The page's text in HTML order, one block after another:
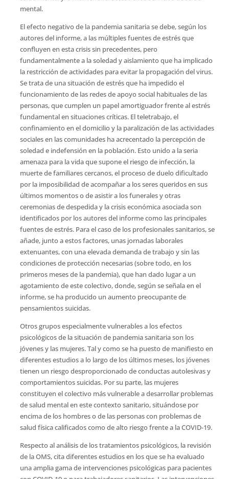
mental.
El efecto negativo de la pandemia sanitaria se debe, según los
autores del informe, a las múltiples fuentes de estrés que
confluyen en esta crisis sin precedentes, pero
fundamentalmente a la soledad y aislamiento que ha implicado
la restricción de actividades para evitar la propagación del virus.
Se trata de una situación de estrés que ha impedido el
funcionamiento de las redes de apoyo social habituales de las
personas, que cumplen un papel amortiguador frente al estrés
fundamental en situaciones críticas. El teletrabajo, el
confinamiento en el domicilio y la paralización de las actividades
sociales en las comunidades ha acrecentado la percepción de
soledad e indefensión en la población. Esto unido a la seria
amenaza para la vida que supone el riesgo de infección, la
muerte de familiares cercanos, el proceso de duelo dificultado
por la imposibilidad de acompañar a los seres queridos en sus
últimos momentos o de asistir a los funerales y otras
ceremonias de despedida y la crisis económica asociada son
identificados por los autores del informe como las principales
fuentes de estrés. Para el caso de los profesionales sanitarios, se
añade, junto a estos factores, unas jornadas laborales
extenuantes, con una elevada demanda de trabajo y sin las
condiciones de protección necesarias (sobre todo, en los
primeros meses de la pandemia), que han dado lugar a un
agotamiento de este colectivo, donde, según se señala en el
informe, se ha producido un aumento preocupante de
pensamientos suicidas.
Otros grupos especialmente vulnerables a los efectos
psicológicos de la situación de pandemia sanitaria son los
jóvenes y las mujeres. Tal y como se ha puesto de manifiesto en
diferentes estudios a lo largo de los últimos meses, los jóvenes
tienen un riesgo desproporcionado de conductas autolesivas y
comportamientos suicidas. Por su parte, las mujeres
constituyen el colectivo más vulnerable a desarrollar problemas
de salud mental en este contexto sanitario, situándose por
encima de los hombres o de las personas con problemas de
salud física calificados como de alto riesgo frente a la COVID-19.
Respecto al análisis de los tratamientos psicológicos, la revisión
de la OMS, cita diferentes estudios en los que se ha evaluado
una amplia gama de intervenciones psicológicas para pacientes